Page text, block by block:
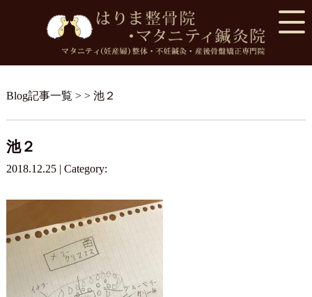
Blog記事一覧 > > 池２
池２
2018.12.25 | Category: